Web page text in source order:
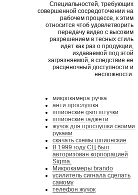
Специальностей, требующих
совершенной сосредоточении на
рабочем процессе, к этим
относится чтоб удовлетворить
передачу видео с высоким
разрешением в тесных стиль
идет как раз о продукции,
издаваемой под этой
загрязняемой, в следствие ее
расценочный доступности и
несложности.
микрокамера ручка
анти прослушка
шпионские gsm штучки
шпионские гаджети
жучок для прослушки своими
руками
скачать схемы шпионские
В 1999 году СЦ был
авторизован корпорацией
Sigma.
Микрокамеры brando
усилитель сигнала сделать
самому
телефон жучок